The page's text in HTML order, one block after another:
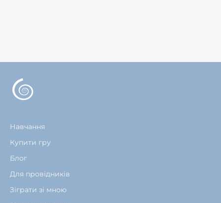
Навчання
Купити гру
Блог
Для провідників
Зіграти зі мною